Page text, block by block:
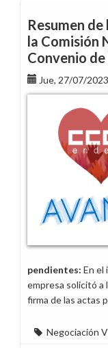
de
la
del
VI
de
Resumen
la Comisión
Convenio de
Jue, 27/07/
pendientes: En el
empresa solicitó a
firma de las actas
Negociación